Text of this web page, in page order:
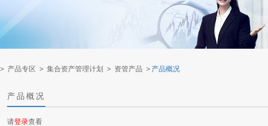
产品专区 > 集合资产管理计划 > 资管产品 > 产品概况
产品概况
请登录查看